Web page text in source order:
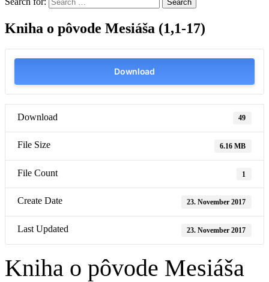
Kniha o pôvode Mesiáša (1,1-17)
Download
Download 49
File Size 6.16 MB
File Count 1
Create Date 23. November 2017
Last Updated 23. November 2017
Kniha o pôvode Mesiáša